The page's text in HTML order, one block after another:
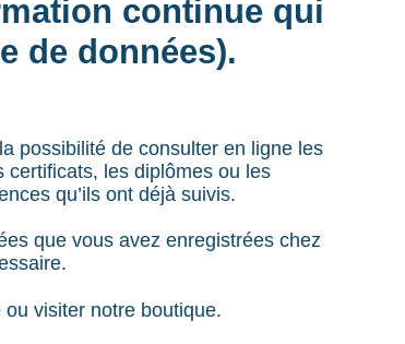
continue qui
de données).
possibilité de consulter en ligne les
certificats, les diplômes ou les
qu’ils ont déjà suivis.
que vous avez enregistrées chez
visiter notre boutique.